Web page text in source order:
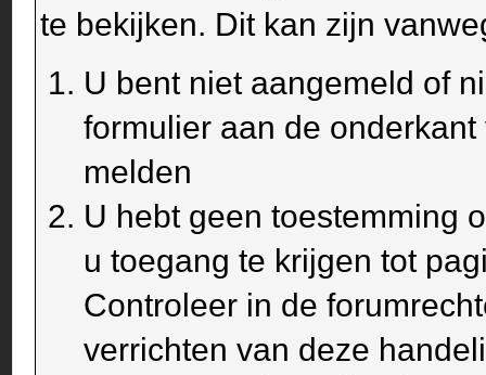
te bekijken. Dit kan zijn
U bent niet aangemeld of
formulier aan de
melden
U hebt geen toestemming
u toegang te krijgen tot
Controleer in de
verrichten van deze